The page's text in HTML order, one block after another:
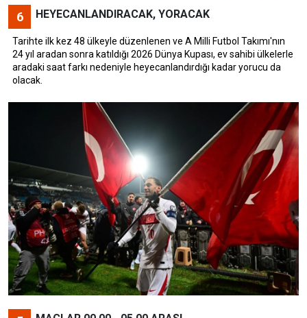
6 HEYECANLANDIRACAK, YORACAK
Tarihte ilk kez 48 ülkeyle düzenlenen ve A Milli Futbol Takımı'nın
24 yıl aradan sonra katıldığı 2026 Dünya Kupası, ev sahibi ülkelerle
aradaki saat farkı nedeniyle heyecanlandırdığı kadar yorucu da
olacak.